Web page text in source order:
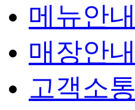
메뉴안내
매장안내
고객소통